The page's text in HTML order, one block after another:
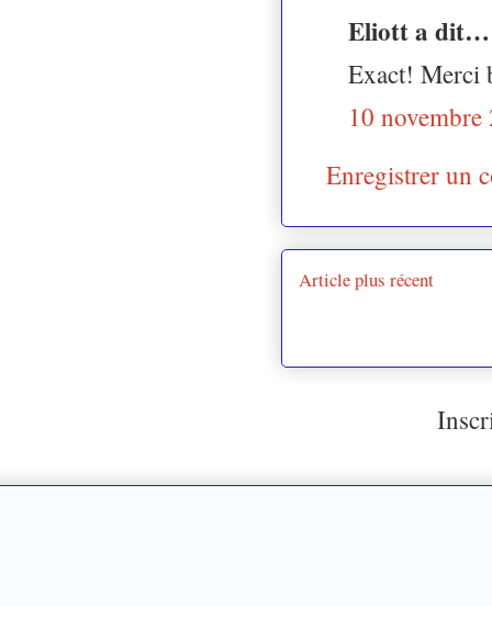
Eliott a dit…
Exact! Merci
10
Enregistrer un
Article plus récent